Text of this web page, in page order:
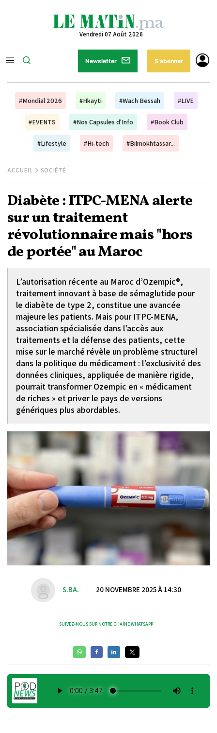
Vendredi 07 Août 2026
Newsletter S'abonner
#Mondial 2026 #Hkayti #Wach Bessah #LIVE
#EVENTS #Nos Capsules d'Info #Book Club
#Lifestyle #Hi-tech #Bilmokhtassar...
ACCUEIL SOCIÉTÉ
Diabète : ITPC-MENA alerte
sur un traitement
révolutionnaire mais "hors
de portée" au Maroc
L’autorisation récente au Maroc d’Ozempic®,
traitement innovant à base de sémaglutide pour
le diabète de type 2, constitue une avancée
majeure les patients. Mais pour ITPC-MENA,
association spécialisée dans l’accès aux
traitements et la défense des patients, cette
mise sur le marché révèle un problème structurel
dans la politique du médicament : l’exclusivité des
données cliniques, appliquée de manière rigide,
pourrait transformer Ozempic en « médicament
de riches » et priver le pays de versions
génériques plus abordables.
S.BA. 20 NOVEMBRE 2025 À 14:30
SUIVEZ-NOUS SUR NOTRE CHAÎNE WHATSAPP